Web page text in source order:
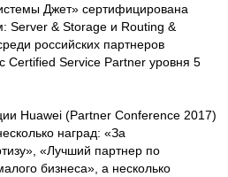
Джет» сертифицирована
Server & Storage и Routing &
российских партнеров
Certified Service Partner уровня 5
Huawei (Partner Conference 2017)
наград: «За
«Лучший партнер по
бизнеса», а несколько